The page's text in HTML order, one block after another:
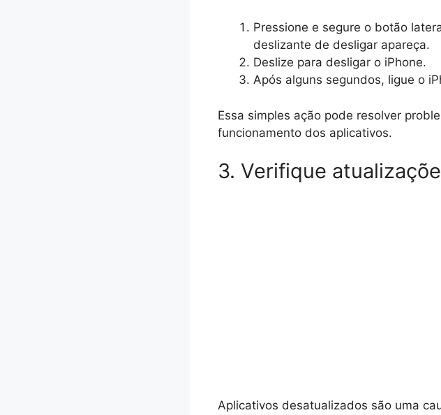
Pressione e segure o botão
deslizante de desligar apareça.
Deslize para desligar o iPhone.
Após alguns segundos, ligue o
Essa simples ação pode resolver
funcionamento dos aplicativos.
3. Verifique
Aplicativos desatualizados são uma